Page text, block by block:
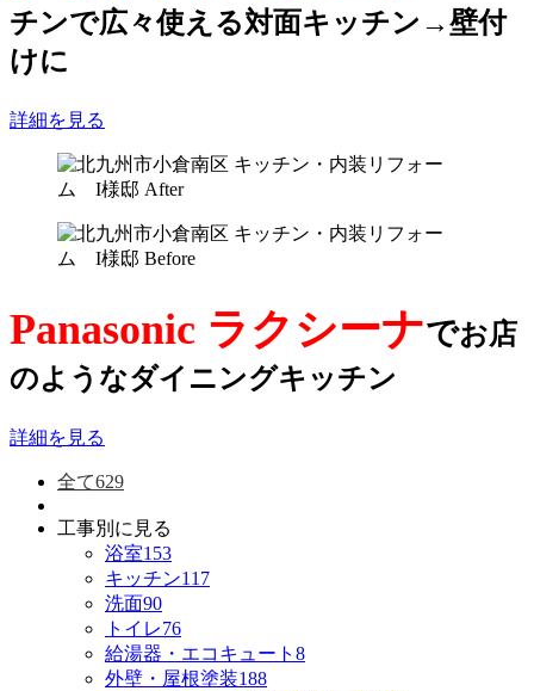
チンで広々使える対面キッチン→壁付
けに
詳細を見る
Panasonic ラクシーナでお店
のようなダイニングキッチン
詳細を見る
全て629
工事別に見る
浴室153
キッチン117
洗面90
トイレ76
給湯器・エコキュート 8
外壁・屋根塗装188